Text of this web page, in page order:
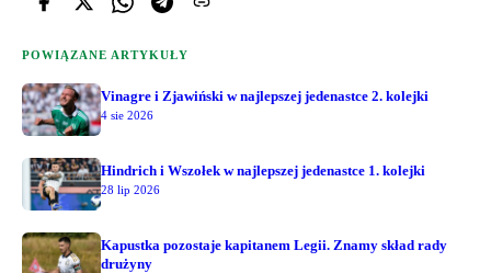
POWIĄZANE ARTYKUŁY
Vinagre i Zjawiński w najlepszej jedenastce 2. kolejki
4 sie 2026
Hindrich i Wszołek w najlepszej jedenastce 1. kolejki
28 lip 2026
Kapustka pozostaje kapitanem Legii. Znamy skład rady
drużyny